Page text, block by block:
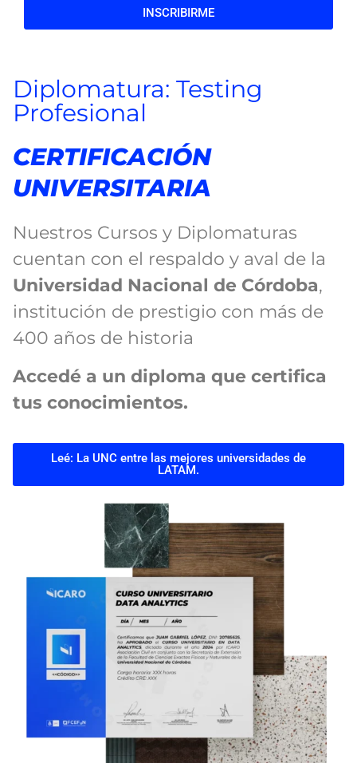
INSCRIBIRME
Diplomatura: Testing
Profesional
CERTIFICACIÓN
UNIVERSITARIA
Nuestros Cursos y Diplomaturas
cuentan con el respaldo y aval de la
Universidad Nacional de Córdoba,
institución de prestigio con más de
400 años de historia
Accedé a un diploma que certifica
tus conocimientos.
Leé: La UNC entre las mejores universidades de
LATAM.